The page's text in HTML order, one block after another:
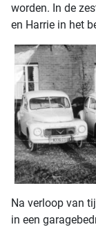
worden. In de
en Harrie in het
Na verloop van
in een